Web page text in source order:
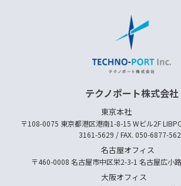
テクノポート株式会社
東京本社
〒108-0075 東京都港区港南1-8-15 Wビル2F
3161-5629 / FAX. 050-6877-
名古屋オフィス
〒460-0008 名古屋市中区栄2-3-1 名古屋広小
大阪オフィス